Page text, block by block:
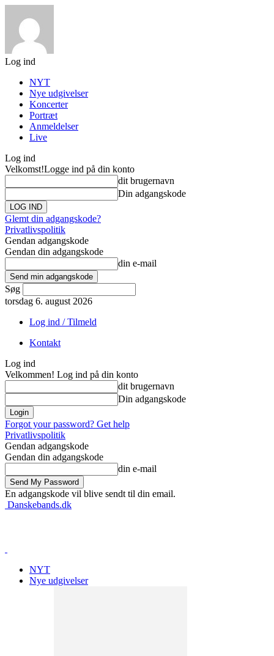
Log ind
NYT
Nye udgivelser
Koncerter
Portræt
Anmeldelser
Live
Log ind
Velkomst!Logge ind på din konto
dit brugernavn
Din adgangskode
Glemt din adgangskode?
Privatlivspolitik
Gendan adgangskode
Gendan din adgangskode
din e-mail
Søg
torsdag 6. august 2026
Log ind / Tilmeld
Kontakt
Log ind
Velkommen! Log ind på din konto
dit brugernavn
Din adgangskode
Forgot your password? Get help
Privatlivspolitik
Gendan adgangskode
Gendan din adgangskode
din e-mail
En adgangskode vil blive sendt til din email.
Danskebands.dk
NYT
Nye udgivelser